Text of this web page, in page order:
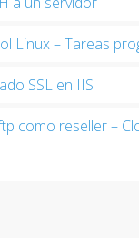
Linux – Tareas
SSL en IIS
como reseller –